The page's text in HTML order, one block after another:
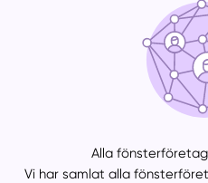
Alla
Vi har samlat alla